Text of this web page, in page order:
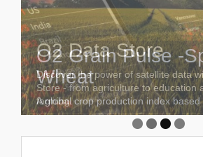
O2 Farmland
Global Farmland Monitoring. -
data for all professionals.
O2 Data Store
Discover the power of satellite data
Store - from agriculture to education
farming.
O2 Grain Pulse -
Wheat
A global crop production index
GEEO Analytics
High-Tech Analysis Assists Your
Development. -予測エンジンは様々
す。